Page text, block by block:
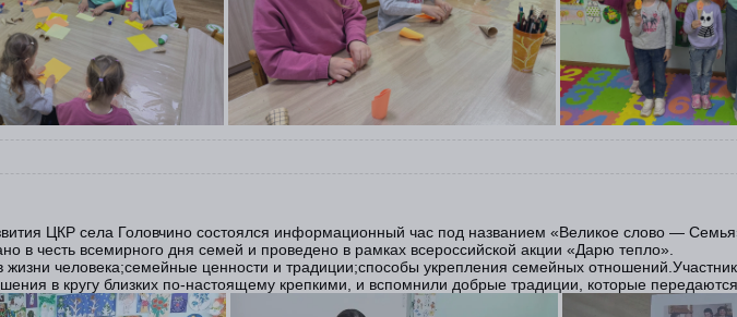
ЦКР села Головчино состоялся информационный час под названием «Великое слово —
в честь всемирного дня семей и проведено в рамках всероссийской акции «Дарю тепло».
жизни человека;семейные ценности и традиции;способы укрепления семейных
в кругу близких по‑настоящему крепкими, и вспомнили добрые традиции, которые